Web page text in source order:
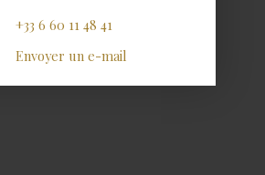
+33 6 60 11 48 41
Envoyer un e-mail